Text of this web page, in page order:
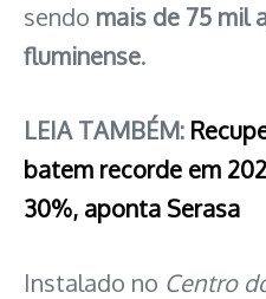
sendo mais de 75 mil
fluminense.
LEIA TAMBÉM:
batem recorde em
30%, aponta Serasa
Instalado no Centro